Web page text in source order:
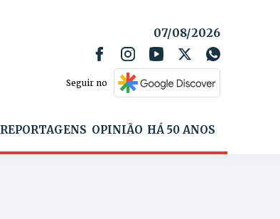
07/08/2026
Seguir no
REPORTAGENS OPINIÃO HÁ 50 ANOS